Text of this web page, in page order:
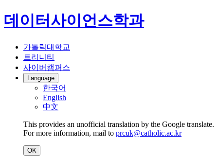
데이터사이언스학과
가톨릭대학교
트리니티
사이버캠퍼스
Language
한국어
English
中文
This provides an unofficial translation by the Google translate.
For more information, mail to prcuk@catholic.ac.kr
OK